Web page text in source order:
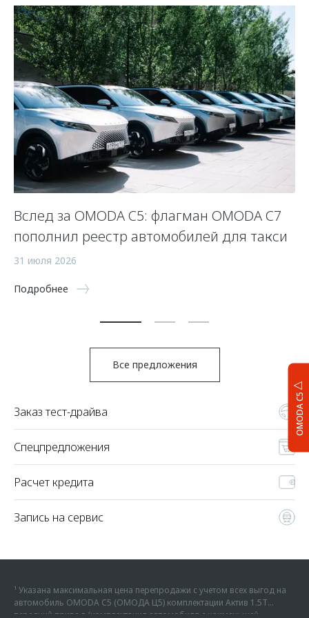
OMODA C5
Вслед за OMODA C5: флагман OMODA C7
пополнил реестр автомобилей для такси
31 июля 2026
Подробнее
Все предложения
Заказ тест-драйва
Спецпредложения
Расчет кредита
Запись на сервис
¹ Указана максимальная цена перепродажи с учетом всех выгод на
автомобиль OMODA C5 (ОМОДА Ц5) комплектации Актив 1.5Т
передний привод (комплектация автомобиля с наименьшей